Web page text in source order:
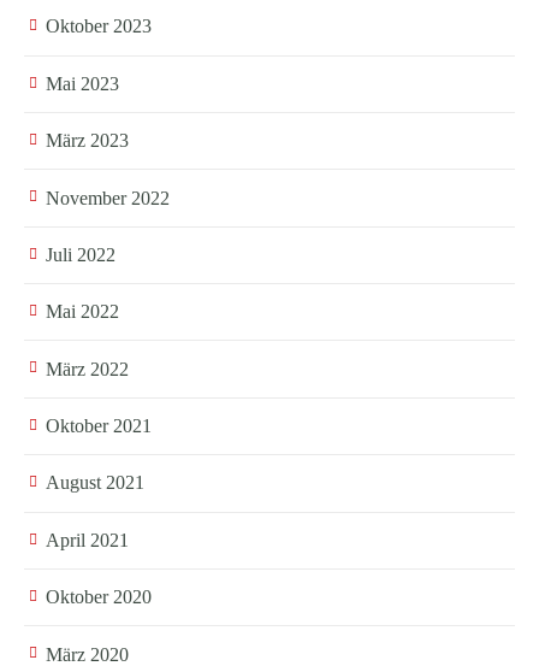
Oktober 2023
Mai 2023
März 2023
November 2022
Juli 2022
Mai 2022
März 2022
Oktober 2021
August 2021
April 2021
Oktober 2020
März 2020